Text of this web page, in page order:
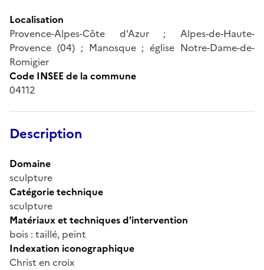
Localisation
Provence-Alpes-Côte d'Azur ; Alpes-de-Haute-
Provence (04) ; Manosque ; église Notre-Dame-de-
Romigier
Code INSEE de la commune
04112
Description
Domaine
sculpture
Catégorie technique
sculpture
Matériaux et techniques d'intervention
bois : taillé, peint
Indexation iconographique
Christ en croix